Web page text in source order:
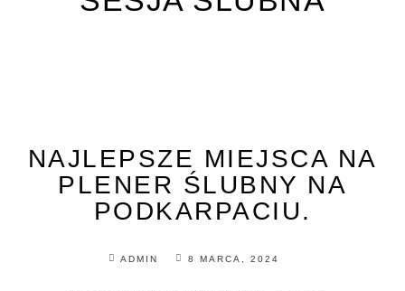
NAJLEPSZE MIEJSCA NA
PLENER ŚLUBNY NA
PODKARPACIU.
ADMIN 8 MARCA, 2024